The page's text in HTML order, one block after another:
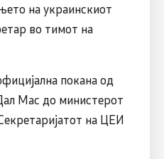
на украинскиот
во тимот на
покана од
Мас до министерот
на ЦЕИ